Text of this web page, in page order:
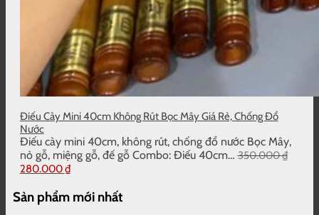
Điếu Cày Mini 40cm Không Rút Bọc Mây Giá Rẻ, Chống Đổ
Nước
Điếu cày mini 40cm, không rút, chống đổ nước Bọc Mây,
nỏ gỗ, miệng gỗ, đế gỗ Combo: Điếu 40cm…350.000₫
Giá
là:
350.000 ₫.
280.000₫Giá
tại
Sản phẩm mới nhất